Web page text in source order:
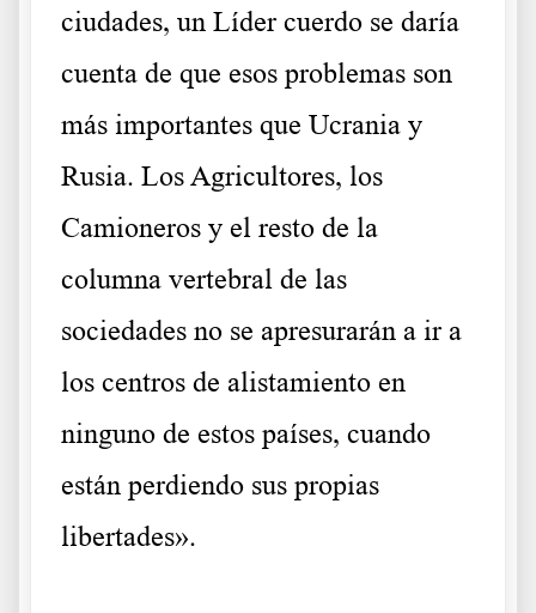
ciudades, un Líder cuerdo se daría
cuenta de que esos problemas son
más importantes que Ucrania y
Rusia. Los Agricultores, los
Camioneros y el resto de la
columna vertebral de las
sociedades no se apresurarán a ir a
los centros de alistamiento en
ninguno de estos países, cuando
están perdiendo sus propias
libertades».